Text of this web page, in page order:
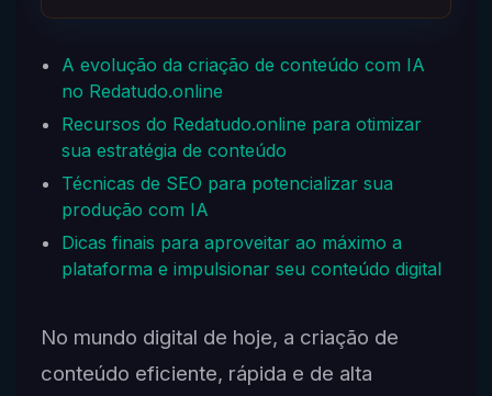
A evolução da criação de conteúdo com IA
no Redatudo.online
Recursos do Redatudo.online para otimizar
sua estratégia de conteúdo
Técnicas de SEO para potencializar sua
produção com IA
Dicas finais para aproveitar ao máximo a
plataforma e impulsionar seu conteúdo digital
No mundo digital de hoje, a criação de
conteúdo eficiente, rápida e de alta